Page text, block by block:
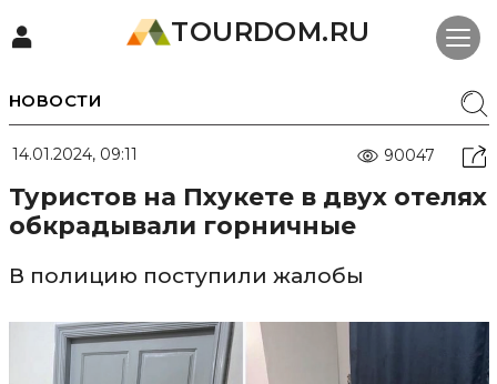
TOURDOM.RU
НОВОСТИ
14.01.2024, 09:11 90047
Туристов на Пхукете в двух отелях
обкрадывали горничные
В полицию поступили жалобы